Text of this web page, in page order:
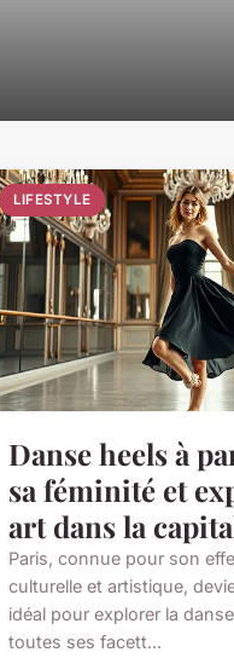
LIFESTYLE
Danse heels à
sa féminité et
art dans la
Paris, connue pour son
culturelle et artistique,
idéal pour explorer la
toutes ses facett...